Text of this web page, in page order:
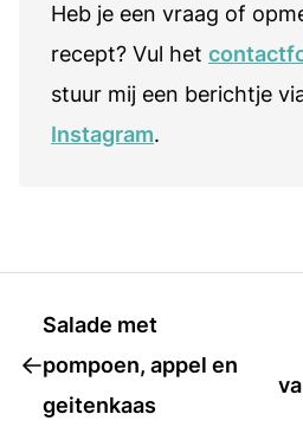
Heb je een vraag of
recept? Vul het
stuur mij een berichtje
Instagram.
Salade met
pompoen, appel en
geitenkaas